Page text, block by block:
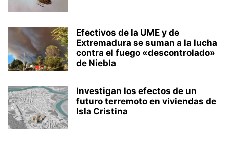
Efectivos de la UME y de
Extremadura se suman a la lucha
contra el fuego «descontrolado»
de Niebla
Investigan los efectos de un
futuro terremoto en viviendas de
Isla Cristina